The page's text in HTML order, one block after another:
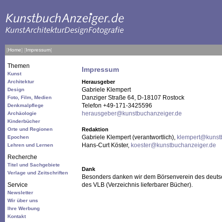
[Home] [Impressum]
Themen
Kunst
Architektur
Design
Foto, Film, Medien
Denkmalpflege
Archäologie
Kinderbücher
Orte und Regionen
Epochen
Lehren und Lernen
Recherche
Titel und Sachgebiete
Verlage und Zeitschriften
Service
Newsletter
Wir über uns
Ihre Werbung
Kontakt
Impressum
Herausgeber
Gabriele Klempert
Danziger Straße 64, D-18107 Rostock
Telefon +49-171-3425596
herausgeber@kunstbuchanzeiger.de
Redaktion
Gabriele Klempert (verantwortlich),
Hans-Curt Köster, koester@kunstbuchanzeiger.de
Dank
Besonders danken wir dem Börsenverein des
des VLB (Verzeichnis lieferbarer Bücher).